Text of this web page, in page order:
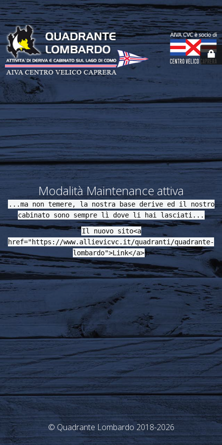
Modalità Maintenance attiva
...ma non temere, la nostra base derive ed il nostro
cabinato sono sempre lì dove li hai lasciati...
Il nuovo sito<a
href="https://www.allievicvc.it/quadranti/quadrante-
lombardo">Link</a>).
© Quadrante Lombardo 2018-2026